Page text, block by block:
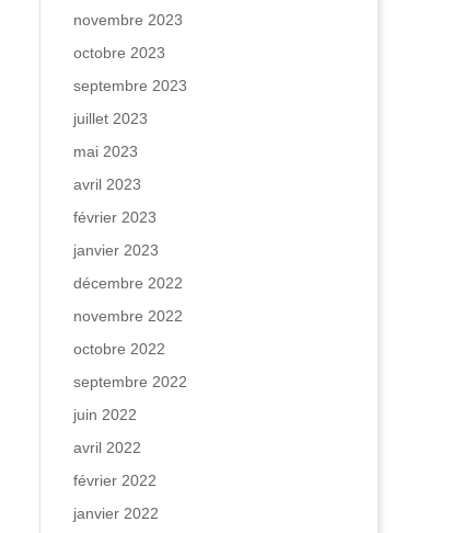
novembre 2023
octobre 2023
septembre 2023
juillet 2023
mai 2023
avril 2023
février 2023
janvier 2023
décembre 2022
novembre 2022
octobre 2022
septembre 2022
juin 2022
avril 2022
février 2022
janvier 2022